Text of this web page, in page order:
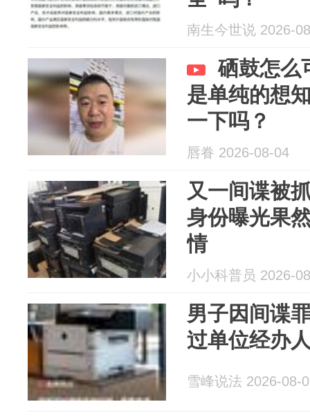
南生今世说 2026-
硒鼓怎么
是单纯的想
一下吗？
唇眷 2026-08-04
又一间谍被
身份曝光果
情
小小科普员 2026-
男子因间谍
过单位经办
雪峰说法 2026-08-